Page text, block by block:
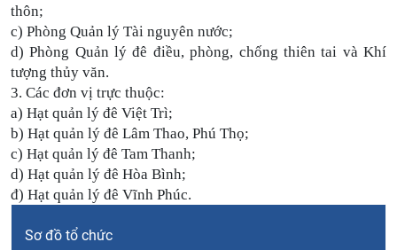
thôn;
c) Phòng Quản lý Tài nguyên nước;
d) Phòng Quản lý đê điều, phòng, chống thiên tai và Khí
tượng thủy văn.
3. Các đơn vị trực thuộc:
a) Hạt quản lý đê Việt Trì;
b) Hạt quản lý đê Lâm Thao, Phú Thọ;
c) Hạt quản lý đê Tam Thanh;
d) Hạt quản lý đê Hòa Bình;
đ) Hạt quản lý đê Vĩnh Phúc.
Menu Left Bộ máy tổ chức
Sơ đồ tổ chức